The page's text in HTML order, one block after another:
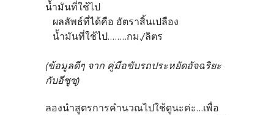
น้ำมันที่ใช้ไป
ผลลัพธ์ที่ได้คือ อัตราสิ้นเปลือง
น้ำมันที่ใช้ไป........กม./ลิตร
(ข้อมูลดีๆ จาก คู่มือขับรถประหยัดอัจฉริยะ
กับอีซูซุ)
ลองนำสูตรการคำนวณไปใช้ดูนะค่ะ...เพื่อ